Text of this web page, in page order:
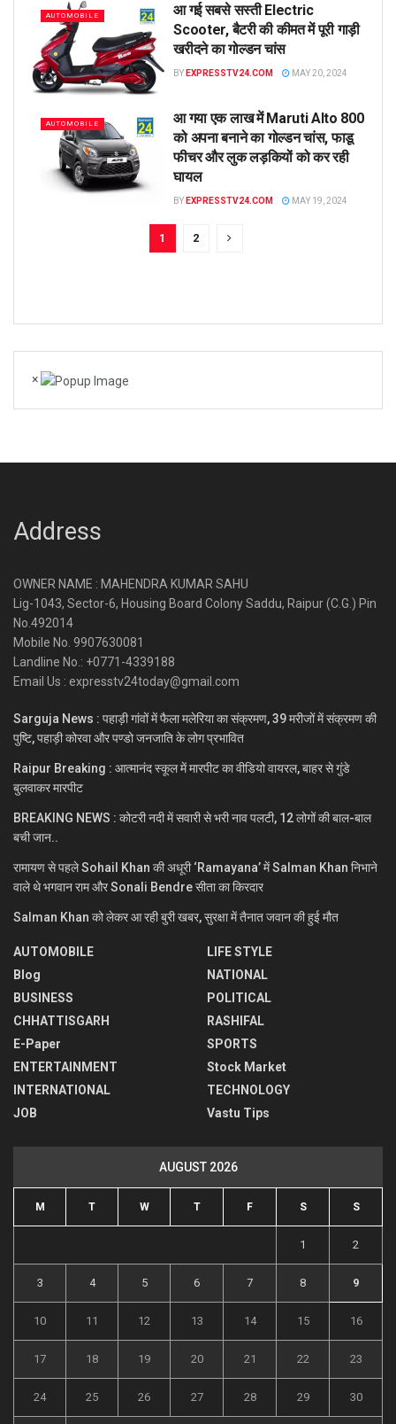
AUTOMOBILE
आ गई सबसे सस्ती Electric
Scooter, बैटरी की कीमत में पूरी गाड़ी
खरीदने का गोल्डन चांस
BY EXPRESSTV24.COM MAY 20, 2024
AUTOMOBILE
आ गया एक लाख में Maruti Alto 800
को अपना बनाने का गोल्डन चांस, फाडू
फीचर और लुक लड़कियों को कर रही
घायल
BY EXPRESSTV24.COM MAY 19, 2024
1 2
×
Address
OWNER NAME : MAHENDRA KUMAR SAHU
Lig-1043, Sector-6, Housing Board Colony Saddu, Raipur (C.G.) Pin
No.492014
Mobile No. 9907630081
Landline No.: +0771-4339188
Email Us : expresstv24today@gmail.com
Sarguja News : पहाड़ी गांवों में फैला मलेरिया का संक्रमण, 39 मरीजों में संक्रमण की
पुष्टि, पहाड़ी कोरवा और पण्डो जनजाति के लोग प्रभावित
Raipur Breaking : आत्मानंद स्कूल में मारपीट का वीडियो वायरल, बाहर से गुंडे
बुलवाकर मारपीट
BREAKING NEWS : कोटरी नदी में सवारी से भरी नाव पलटी, 12 लोगों की बाल-बाल
बची जान..
रामायण से पहले Sohail Khan की अधूरी ‘Ramayana’ में Salman Khan निभाने
वाले थे भगवान राम और Sonali Bendre सीता का किरदार
Salman Khan को लेकर आ रही बुरी खबर, सुरक्षा में तैनात जवान की हुई मौत
AUTOMOBILE
Blog
BUSINESS
CHHATTISGARH
E-Paper
ENTERTAINMENT
INTERNATIONAL
JOB
LIFE STYLE
NATIONAL
POLITICAL
RASHIFAL
SPORTS
Stock Market
TECHNOLOGY
Vastu Tips
AUGUST 2026
M T W T F S S
1 2
3 4 5 6 7 8 9
10 11 12 13 14 15 16
17 18 19 20 21 22 23
24 25 26 27 28 29 30